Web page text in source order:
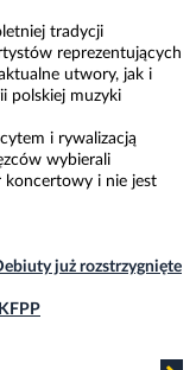
tradycji
reprezentujących
utwory, jak i
polskiej muzyki
i rywalizacją
wybierali
koncertowy i nie jest
już rozstrzygnięte